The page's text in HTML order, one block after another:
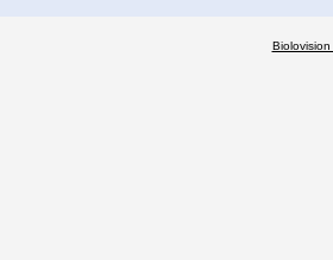
Biolovision